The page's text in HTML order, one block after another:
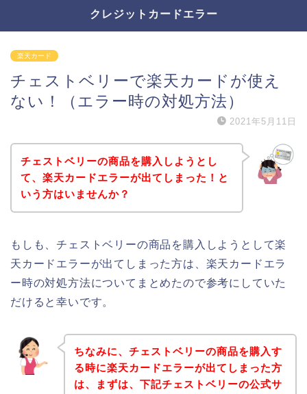
クレジットカードエラー
楽天カード
チェストベリーで楽天カードが使え
ない！（エラー時の対処方法）
2021年5月11日
チェストベリーの商品を購入しようとし
て、楽天カードエラーが出てしまった！と
いう方はいませんか？
もしも、チェストベリーの商品を購入しようとして楽
天カードエラーが出てしまった方は、楽天カードエラ
ー時の対処方法についてまとめたので参考にしていた
だけると幸いです。
ちなみに、チェストベリーの商品を購入す
る時に楽天カードエラーが出てしまった方
は、まずは、下記チェストベリーの公式サ